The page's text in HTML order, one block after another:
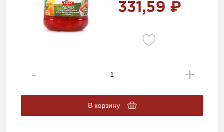
331,59 ₽
В корзину